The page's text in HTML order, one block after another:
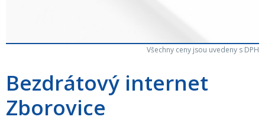
Všechny ceny jsou uvedeny s DPH
Bezdrátový internet
Zborovice